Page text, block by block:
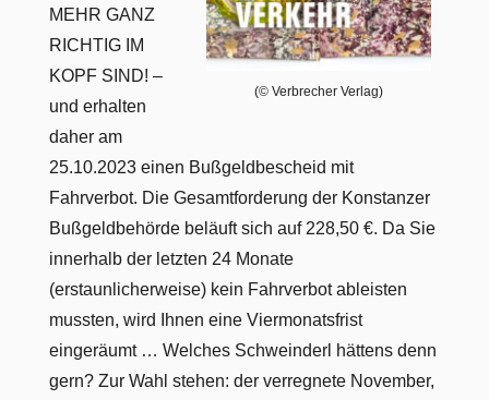
(© Verbrecher Verlag)
MEHR GANZ
RICHTIG IM
KOPF SIND! –
und erhalten
daher am
25.10.2023 einen Bußgeldbescheid mit
Fahrverbot. Die Gesamtforderung der Konstanzer
Bußgeldbehörde beläuft sich auf 228,50 €. Da Sie
innerhalb der letzten 24 Monate
(erstaunlicherweise) kein Fahrverbot ableisten
mussten, wird Ihnen eine Viermonatsfrist
eingeräumt … Welches Schweinderl hättens denn
gern? Zur Wahl stehen: der verregnete November,